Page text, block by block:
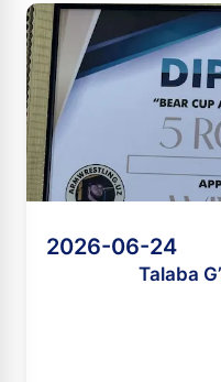
2026-06-24
Talaba